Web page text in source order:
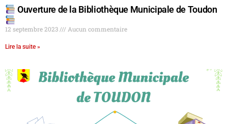
Ouverture de la Bibliothèque Municipale de Toudon
12 septembre 2023 Aucun commentaire
Lire la suite »